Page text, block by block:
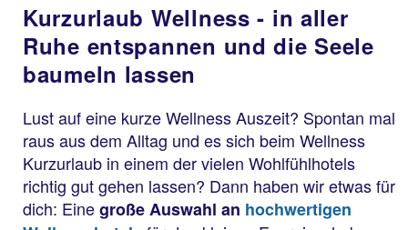
Kurzurlaub Wellness - in aller
Ruhe entspannen und die Seele
baumeln lassen
Lust auf eine kurze Wellness Auszeit? Spontan mal
raus aus dem Alltag und es sich beim Wellness
Kurzurlaub in einem der vielen Wohlfühlhotels
richtig gut gehen lassen? Dann haben wir etwas für
dich: Einegroße Auswahl an hochwertigen